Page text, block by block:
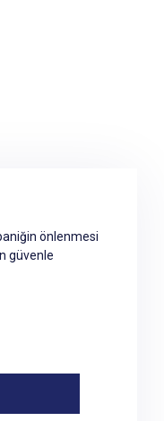
barınma
süre
ve sağlıklı bilgi
önlenmesi
güvenle